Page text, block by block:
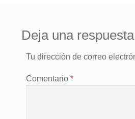
Deja una respuesta
Tu dirección de correo
Comentario *